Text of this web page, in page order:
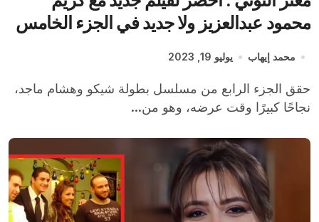
محمود عبدالعزيز ولا جديد في الجزء الخامس
محمد إيهاب يوليو 19, 2023
حقق الجزء الرابع من مسلسل بطولة شيكو وهشام ماجد،
نجاحًا كبيرًا وقت عرضه، وهو من...